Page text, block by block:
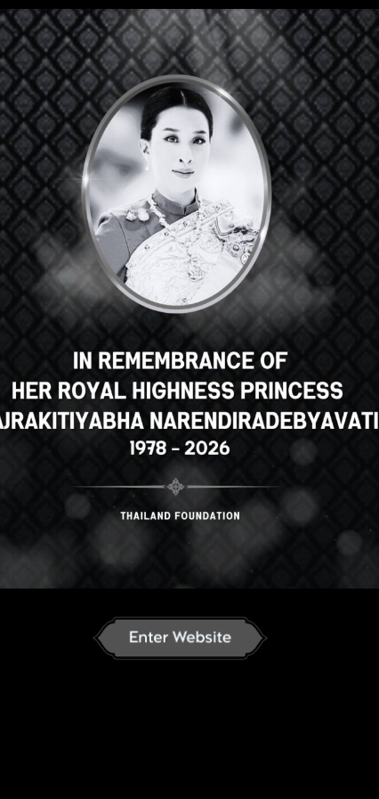
Hey there, great course, right?
Do you like this course?
ENROLL COURSE
Select your language
ภาษาไทย Russian
French Vietnamese
ខ្មែរ မြန်မာဘာသာ